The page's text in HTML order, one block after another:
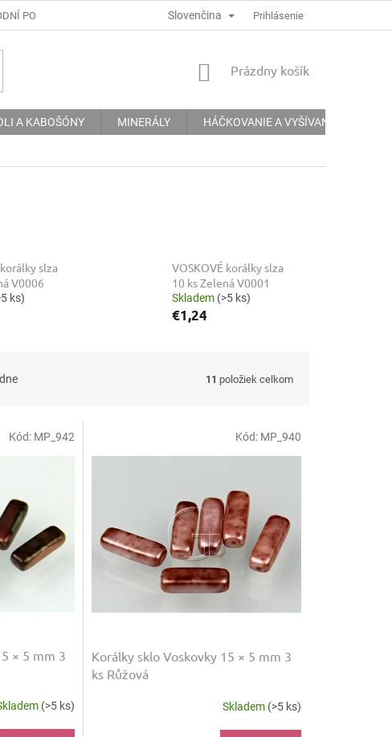
PODMÍNKY PODMÍNKY OCHRANY OSOBNÍCH ÚDAJŮ
Slovenčina Prihlásenie
NÁKUPNÝ
Prázdny košík
A KABOŠÓNY MINERÁLY HÁČKOVANIE A VYŠÍVANIE
slza
V0006
ks)
VOSKOVÉ korálky slza
10 ks Zelená V0001
Skladem (>5 ks)
€1,24
11 položiek celkom
× 5 mm 3
(>5 ks)
Kód: MP_942
Korálky sklo Voskovky 15 × 5 mm 3
ks Růžová
Skladem (>5 ks)
Kód: MP_940